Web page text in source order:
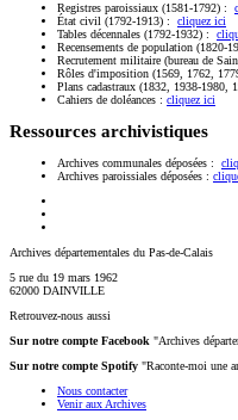
Registres paroissiaux (1581-1792) :
État civil (1792-1913) : cliquez ici
Tables décennales (1792-1932) :
Recensements de population (1820-
Recrutement militaire (bureau de
Rôles d'imposition (1569, 1762,
Plans cadastraux (1832, 1938-1980,
Cahiers de doléances : cliquez ici
Ressources archivistiques
Archives communales déposées :
Archives paroissiales déposées :
Archives départementales du Pas-de-Calais
5 rue du 19 mars 1962
62000 DAINVILLE
Retrouvez-nous aussi
Sur notre compte Facebook "Archives
Sur notre compte Spotify "Raconte-moi une
Nous contacter
Venir aux Archives